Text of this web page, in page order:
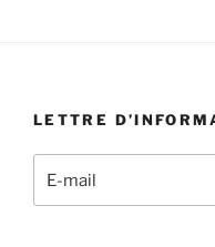
LETTRE